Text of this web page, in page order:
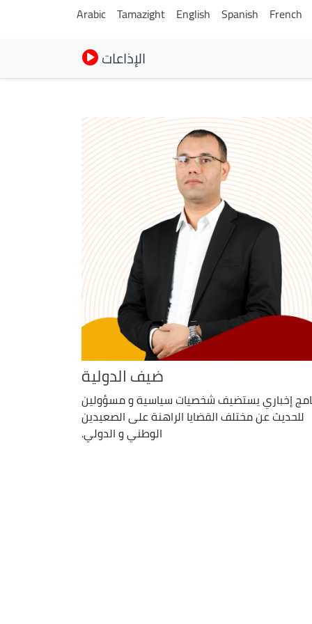
Arabic Tamazight English Spanish French
الإذاعات
ضيف الدولية
إخباري يستضيف شخصيات سياسية و مسؤولين
للحديث عن مختلف القضايا الراهنة على الصعيدين
الوطني و الدولي.